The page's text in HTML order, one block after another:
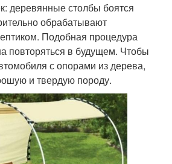
деревянные столбы боятся
обрабатывают
Подобная процедура
повторяться в будущем. Чтобы
с опорами из дерева,
и твердую породу.